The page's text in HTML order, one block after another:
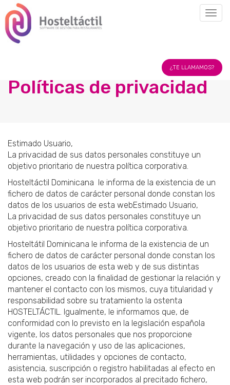
¿TE LLAMAMOS?
Políticas de privacidad
Estimado Usuario,
La privacidad de sus datos personales constituye un
objetivo prioritario de nuestra política corporativa.
Hosteltáctil Dominicana le informa de la existencia de un
fichero de datos de carácter personal donde constan los
datos de los usuarios de esta webEstimado Usuario,
La privacidad de sus datos personales constituye un
objetivo prioritario de nuestra política corporativa.
Hosteltátil Dominicana le informa de la existencia de un
fichero de datos de carácter personal donde constan los
datos de los usuarios de esta web y de sus distintas
opciones, creado con la finalidad de gestionar la relación y
mantener el contacto con los mismos, cuya titularidad y
responsabilidad sobre su tratamiento la ostenta
HOSTELTÁCTIL. Igualmente, le informamos que, de
conformidad con lo previsto en la legislación española
vigente, los datos personales que nos proporcione
durante la navegación y uso de las aplicaciones,
herramientas, utilidades y opciones de contacto,
asistencia, suscripción o registro habilitadas al efecto en
esta web podrán ser incorporados al precitado fichero,